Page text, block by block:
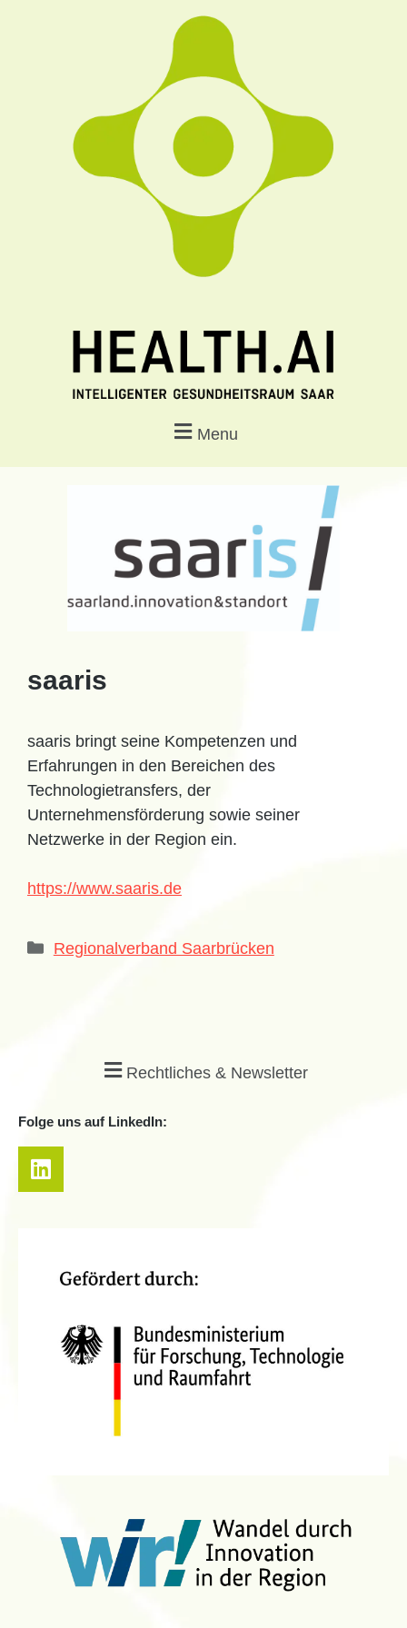
Menu
saaris
saaris bringt seine Kompetenzen und
Erfahrungen in den Bereichen des
Technologietransfers, der
Unternehmensförderung sowie seiner
Netzwerke in der Region ein.
https://www.saaris.de
Regionalverband Saarbrücken
Rechtliches & Newsletter
Folge uns auf LinkedIn: